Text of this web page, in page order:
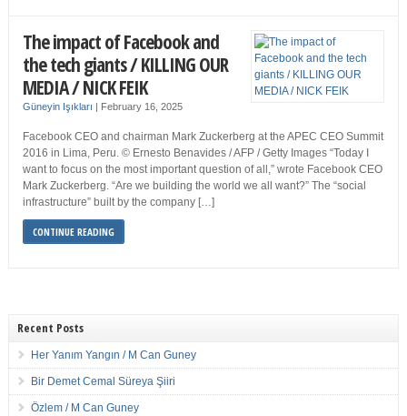
The impact of Facebook and
the tech giants / KILLING OUR
MEDIA / NICK FEIK
Güneyin Işıkları | February 16, 2025
Facebook CEO and chairman Mark Zuckerberg at the APEC CEO Summit
2016 in Lima, Peru. © Ernesto Benavides / AFP / Getty Images “Today I
want to focus on the most important question of all,” wrote Facebook CEO
Mark Zuckerberg. “Are we building the world we all want?” The “social
infrastructure” built by the company […]
CONTINUE READING
Recent Posts
Her Yanım Yangın / M Can Guney
Bir Demet Cemal Süreya Şiiri
Özlem / M Can Guney